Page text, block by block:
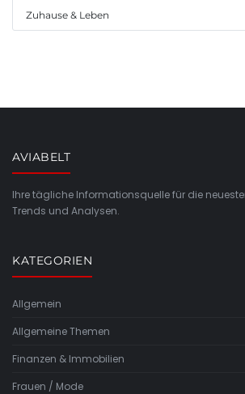
Zuhause & Leben
AVIABELT
Ihre tägliche Informationsquelle für die
Trends und Analysen.
KATEGORIEN
Allgemein
Allgemeine Themen
Finanzen & Immobilien
Frauen / Mode